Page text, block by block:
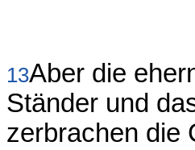
13Aber die
Ständer und
zerbrachen die